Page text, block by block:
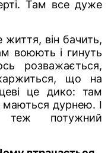
Там все дуже
він бачить,
воюють і гинуть
розважається,
що на
це дико: там
дурнею. І
теж потужний